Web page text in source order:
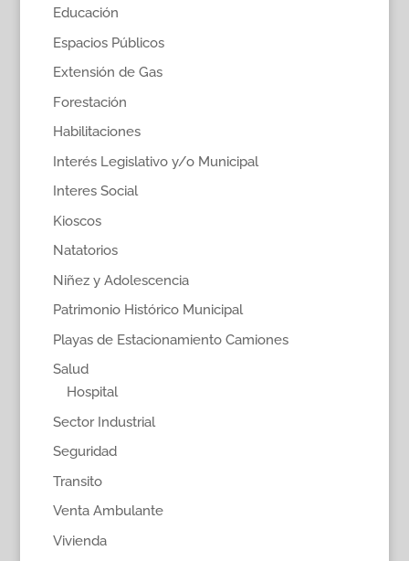
Educación
Espacios Públicos
Extensión de Gas
Forestación
Habilitaciones
Interés Legislativo y/o Municipal
Interes Social
Kioscos
Natatorios
Niñez y Adolescencia
Patrimonio Histórico Municipal
Playas de Estacionamiento Camiones
Salud
Hospital
Sector Industrial
Seguridad
Transito
Venta Ambulante
Vivienda